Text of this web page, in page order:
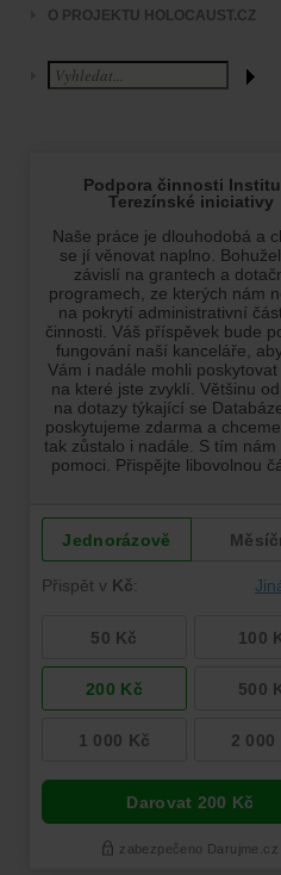
O PROJEKTU HOLOCAUST.CZ